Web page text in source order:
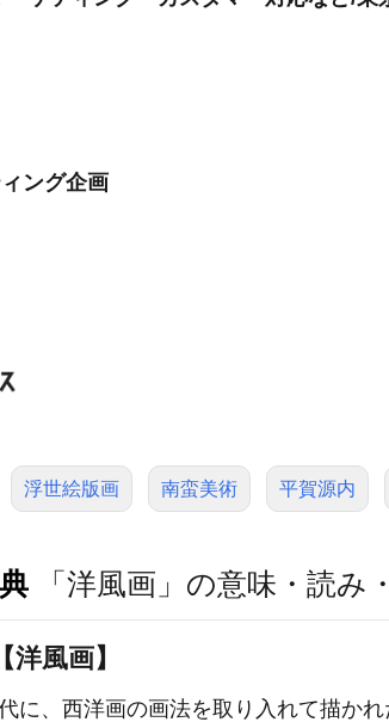
ング企画
浮世絵版画 南蛮美術 平賀源内
「洋風画」の意味・読み
【洋風画】
に、西洋画の画法を取り入れて描か